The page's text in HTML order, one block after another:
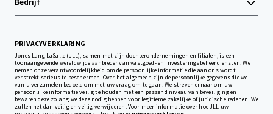
PRIVACYVERKLARING
Jones Lang LaSalle (JLL), samen met zijn dochterondernemingen en filialen, is een
toonaangevende wereldwijde aanbieder van vastgoed- en investeringsbeheerdiensten. We
nemen onze verantwoordelijkheid om de persoonlijke informatie die aan ons wordt
verstrekt serieus te beschermen. Over het algemeen zijn de persoonlijke gegevens die we
van u verzamelen bedoeld om met uw vraag om te gaan. We streven ernaar om uw
persoonlijke informatie veilig te houden met een passend niveau van beveiliging en
bewaren deze zolang we deze nodig hebben voor legitieme zakelijke of juridische redenen. We
zullen het dan veilig en veilig verwijderen. Voor meer informatie over hoe JLL uw